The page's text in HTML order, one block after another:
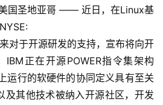
圣地亚哥 —— 近日，在Linux基
对于开源研发的支持，宣布将向开
正在开源POWER指令集架构
运行的软硬件的协同定义具有至关
及其他技术被纳入开源社区，开发